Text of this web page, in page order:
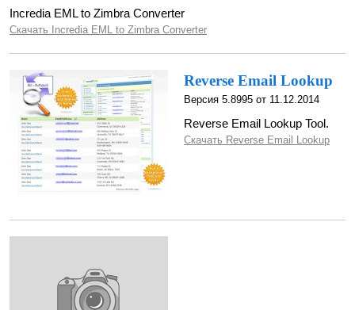
Incredia EML to Zimbra Converter
Скачать Incredia EML to Zimbra Converter
Reverse Email Lookup
Версия 5.8995 от 11.12.2014
Reverse Email Lookup Tool.
Скачать Reverse Email Lookup